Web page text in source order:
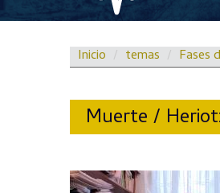
Inicio temas Fases
Muerte /